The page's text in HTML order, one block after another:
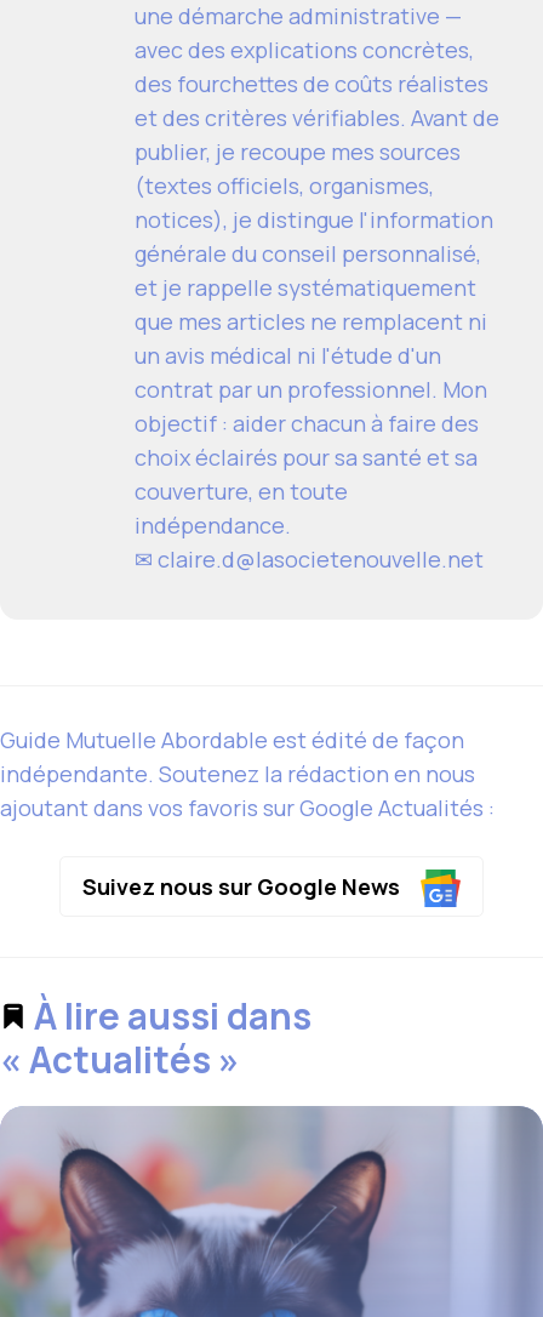
une démarche administrative —
avec des explications concrètes,
des fourchettes de coûts réalistes
et des critères vérifiables. Avant de
publier, je recoupe mes sources
(textes officiels, organismes,
notices), je distingue l'information
générale du conseil personnalisé,
et je rappelle systématiquement
que mes articles ne remplacent ni
un avis médical ni l'étude d'un
contrat par un professionnel. Mon
objectif : aider chacun à faire des
choix éclairés pour sa santé et sa
couverture, en toute
indépendance.
✉ claire.d@lasocietenouvelle.net
Guide Mutuelle Abordable est édité de façon
indépendante. Soutenez la rédaction en nous
ajoutant dans vos favoris sur Google Actualités :
Suivez nous sur Google News
À lire aussi dans
« Actualités »